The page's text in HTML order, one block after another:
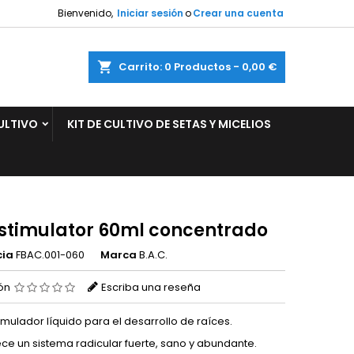
Bienvenido, Iniciar sesiónoCrear una cuenta
Carrito 0 Productos - 0,00 €
KIT DE CULTIVO DE SETAS Y MICELIOS
60ml concentrado
FBAC.001-060 Marca B.A.C.
Escriba una reseña
líquido para el desarrollo de raíces.
un sistema radicular fuerte, sano y abundante.